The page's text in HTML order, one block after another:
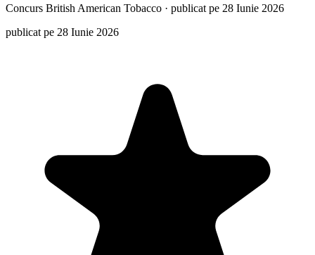
Concurs British American Tobacco · publicat pe 28 Iunie 2026
publicat pe 28 Iunie 2026